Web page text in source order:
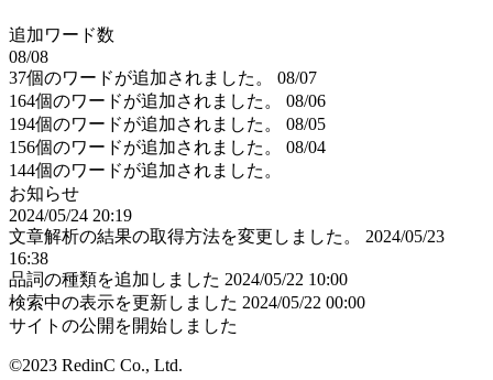
追加ワード数
08/08
37個のワードが追加されました。
08/07
164個のワードが追加されました。
08/06
194個のワードが追加されました。
08/05
156個のワードが追加されました。
08/04
144個のワードが追加されました。
お知らせ
2024/05/24 20:19
文章解析の結果の取得方法を変更しました。
2024/05/23
16:38
品詞の種類を追加しました 2024/05/22 10:00
検索中の表示を更新しました 2024/05/22 00:00
サイトの公開を開始しました
©2023 RedinC Co., Ltd.